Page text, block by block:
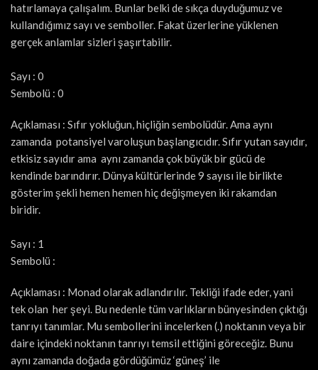
hatırlamaya çalışalım. Bunlar belki de sıkça duyduğumuz ve
kullandığımız sayı ve semboller. Fakat üzerlerine yüklenen
gerçek anlamlar sizleri şaşırtabilir.
Sayı : 0
Sembolü : 0
Açıklaması : Sıfır yokluğun, hiçliğin sembolüdür. Ama aynı
zamanda potansiyel varoluşun başlangıcıdır. Sıfır yutan sayıdır,
etkisiz sayıdır ama aynı zamanda çok büyük bir gücü de
kendinde barındırır. Dünya kültürlerinde 9 sayısı ile birlikte
gösterim şekli hemen hemen hiç değişmeyen iki rakamdan
biridir.
Sayı : 1
Sembolü :
Açıklaması : Monad olarak adlandırılır. Tekliği ifade eder, yani
tek olan her şeyi. Bu nedenle tüm varlıkların bünyesinden çıktığı
tanrıyı tanımlar. Mu sembollerini incelerken (.) noktanın veya bir
daire içindeki noktanın tanrıyı temsil ettiğini göreceğiz. Bunu
aynı zamanda doğada gördüğümüz ‘güneş’ ile